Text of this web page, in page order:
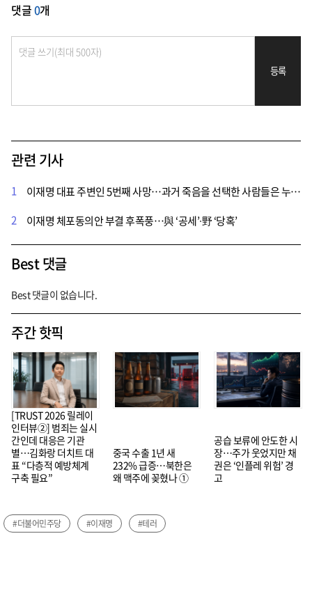
댓글0개
등록
관련 기사
1
이재명 대표 주변인 5번째 사망…과거 죽음을 선택한 사람들은 누구?
2
이재명 체포동의안 부결 후폭풍…與 ‘공세’∙野 ‘당혹’
Best 댓글
Best 댓글이 없습니다.
주간 핫픽
[TRUST 2026 릴레이
인터뷰②] 범죄는 실시
간인데 대응은 기관
별…김화랑 더치트 대
표 “다층적 예방체계
구축 필요”
중국 수출 1년 새
232% 급증…북한은
왜 맥주에 꽂혔나 ①
공습 보류에 안도한 시
장…주가 웃었지만 채
권은 ‘인플레 위험’ 경
고
#더불어민주당 #이재명 #테러